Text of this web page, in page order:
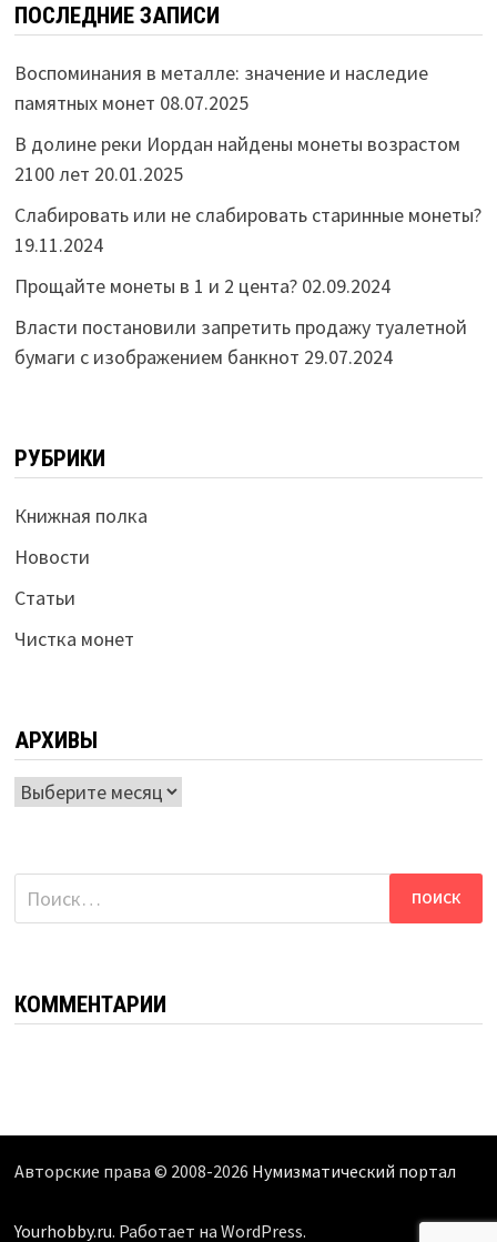
ПОСЛЕДНИЕ ЗАПИСИ
Воспоминания в металле: значение и наследие
памятных монет 08.07.2025
В долине реки Иордан найдены монеты возрастом
2100 лет 20.01.2025
Слабировать или не слабировать старинные монеты?
19.11.2024
Прощайте монеты в 1 и 2 цента? 02.09.2024
Власти постановили запретить продажу туалетной
бумаги с изображением банкнот 29.07.2024
РУБРИКИ
Книжная полка
Новости
Статьи
Чистка монет
АРХИВЫ
Архивы
Найти:
КОММЕНТАРИИ
Авторские права © 2008-2026 Нумизматический портал
Yourhobby.ru. Работает на WordPress.